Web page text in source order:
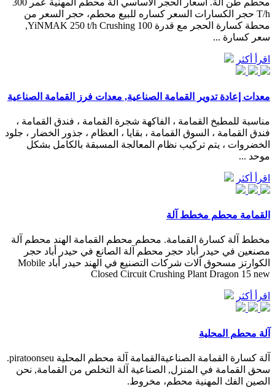
محطم طن آلة. أسعار الحجر الأساسي آلة محطم المهنية عمر 300
T/h حجر الكسارات السعر كساره للبيع محطم، حجر السعر من
محطة كسارة الحجر مع قدرة 100 YiNMAK 250 t/h Crushing,
سعر كسارة ...
اقرأ أكثر
معدات إعادة تدوير القمامة الصناعية, معدات فرز القمامة الصناعية
مناسبة للمطبخ القمامة ، الفاكهة شجرة القمامة ، فندق القمامة ،
فندق القمامة ، السوق القمامة ، بقايا ، العظام ، جذور الخضار ، جلود
الخضروات ، يتم تركيب نظام المعالجة المسبقة بالكامل بشكل
موحد ...
اقرأ أكثر
القمامة محطم مخطط آلة
مخطط آلة كسارة القمامة. محطم محطم القمامة الهند محطم آلة
مصنعين في حيدر أباد حجر محطم آلة الصانع في حيدر أباد حجر
الكوارتز مسحوق آلات شركات التصنيع في الهند حيدر أباد Mobile
Closed Circuit Crushing Plant Dragon 15 new
اقرأ أكثر
آلة محطم المحلية
آلة كسارة القمامة الصناعيةالقمامة آلة محطم المحلية piratoonseu.
سحق القمامة في المنزل, الصناعية آلة التخلص من القمامة, نحن
الصين الفك المهنية محطم، مخروط.